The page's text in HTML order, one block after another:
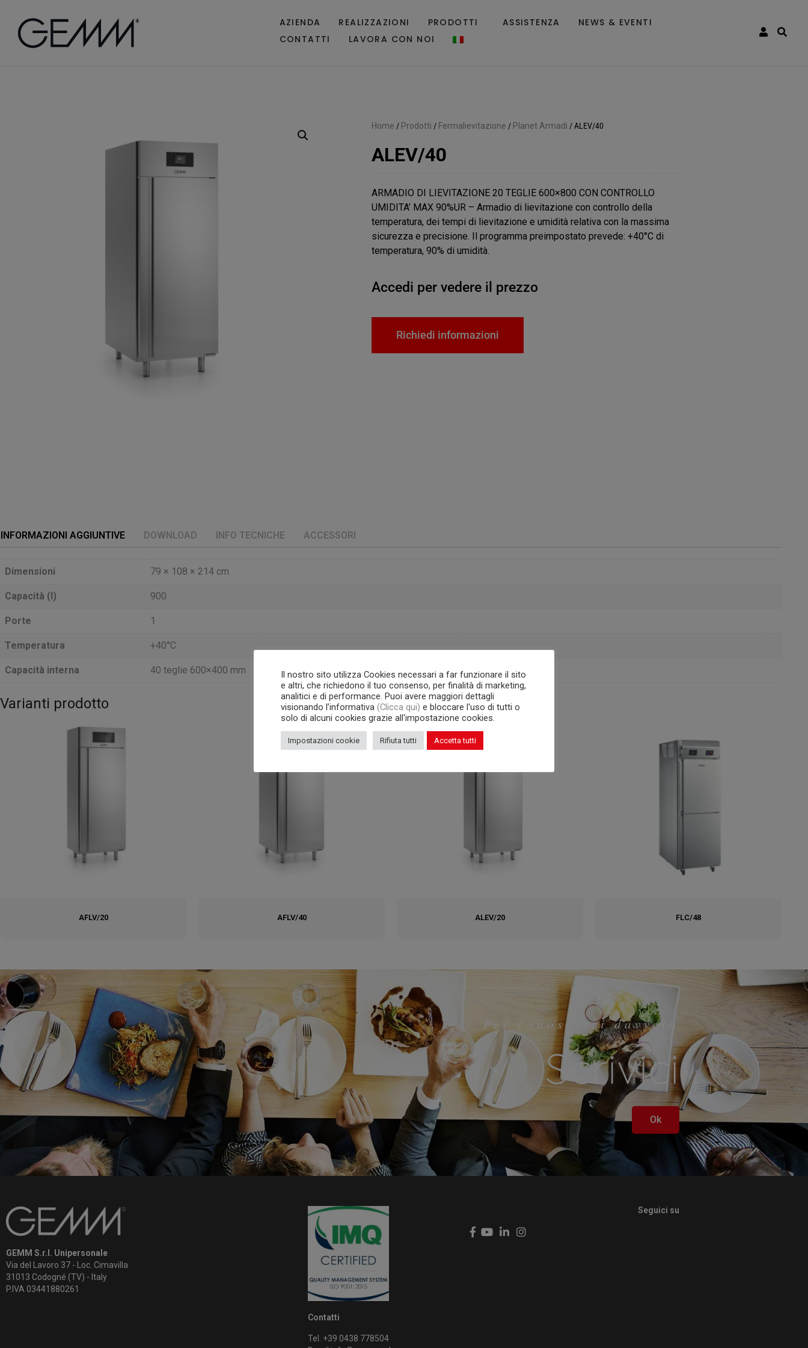
AZIENDA REALIZZAZIONI PRODOTTI ASSISTENZA
NEWS & EVENTI
CONTATTI
LAVORA CON NOI
Home / Prodotti / Fermalievitazione / Planet Armadi /ALEV/40
ALEV/40
ARMADIO DI LIEVITAZIONE 20 TEGLIE 600×800 CON CONTROLLO
UMIDITA’ MAX 90%UR – Armadio di lievitazione con controllo della
temperatura, dei tempi di lievitazione e umidità relativa con la massima
sicurezza e precisione. Il programma preimpostato prevede: +40°C di
temperatura, 90% di umidità.
Accedi per vedere il prezzo
Richiedi informazioni
INFORMAZIONI AGGIUNTIVE DOWNLOAD INFO TECNICHE ACCESSORI
Dimensioni 79 × 108 × 214 cm
Capacità (l) 900
Porte 1
Temperatura +40°C
Capacità interna 40 teglie 600×400 mm
Varianti prodotto
AFLV/20 AFLV/40 ALEV/20 FLC/48
Per conoscerci davvero
Scrivici
Ok
GEMM S.r.l. Unipersonale
Via del Lavoro 37 - Loc. Cimavilla
31013 Codogné (TV) - Italy
P.IVA 03441880261
Contatti
Tel. +39 0438 778504
Seguici su
Il nostro sito utilizza Cookies necessari a far funzionare il sito
e altri, che richiedono il tuo consenso, per finalità di marketing,
analitici e di performance. Puoi avere maggiori dettagli
visionando l’informativa (Clicca qui) e bloccare l'uso di tutti o
solo di alcuni cookies grazie all'impostazione cookies.
Impostazioni cookie Rifiuta tutti Accetta tutti